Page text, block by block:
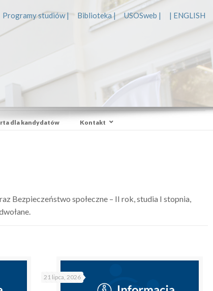
Programy studiów | Biblioteka | USOSweb | | ENGLISH
dla kandydatów Kontakt
Bezpieczeństwo społeczne – II rok, studia I stopnia,
21 lipca, 2026